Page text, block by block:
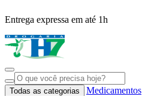
Entrega expressa em até 1h
Todas as categorias Medicamentos